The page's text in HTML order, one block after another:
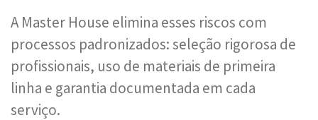
A Master House elimina esses riscos com
processos padronizados: seleção rigorosa de
profissionais, uso de materiais de primeira
linha e garantia documentada em cada
serviço.